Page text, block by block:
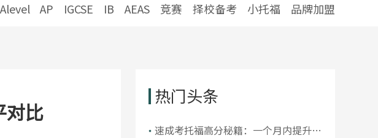
Alevel AP IGCSE IB AEAS 竞赛 择校备考 小托福 品牌加盟
对比
热门头条
​速成考托福高分秘籍：一个月内提升你